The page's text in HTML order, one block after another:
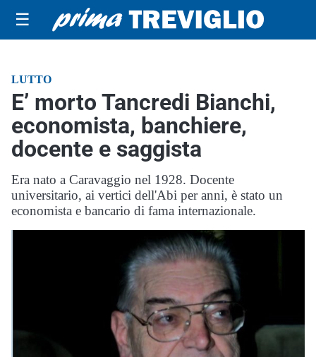
☰
LUTTO
E’ morto Tancredi Bianchi,
economista, banchiere,
docente e saggista
Era nato a Caravaggio nel 1928. Docente
universitario, ai vertici dell'Abi per anni, è stato un
economista e bancario di fama internazionale.